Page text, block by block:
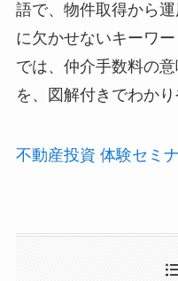
語で、物件取得から
に欠かせないキーワ
では、仲介手数料の
を、図解付きでわかり
不動産投資 体験セミ